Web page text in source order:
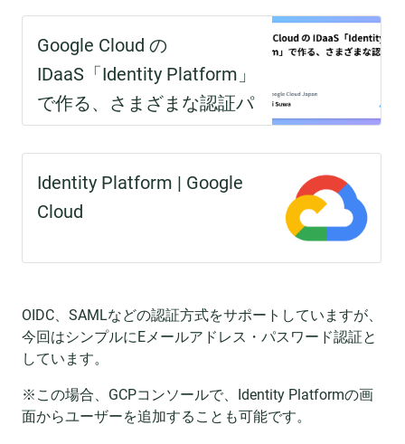
OIDC、SAMLなどの認証方式をサポートしていますが、
今回はシンプルにEメールアドレス・パスワード認証と
しています。
※この場合、GCPコンソールで、Identity Platformの画
面からユーザーを追加することも可能です。